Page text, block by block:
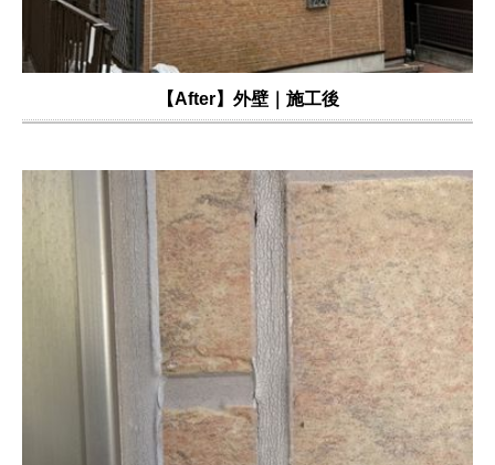
【After】外壁｜施工後